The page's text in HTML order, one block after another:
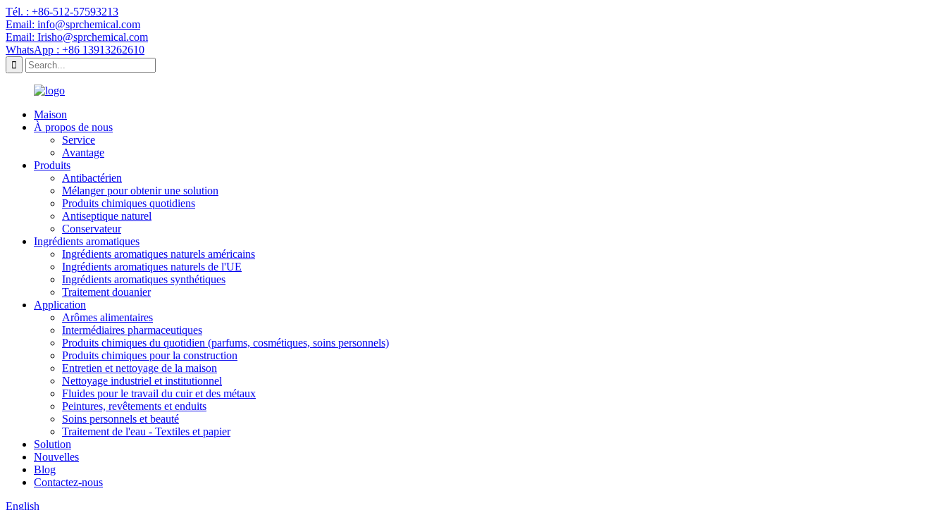
Tél. : +86-512-57593213
Email: info@sprchemical.com
Email: Irisho@sprchemical.com
WhatsApp : +86 13913262610
Maison
À propos de nous
Service
Avantage
Produits
Antibactérien
Mélanger pour obtenir une solution
Produits chimiques quotidiens
Antiseptique naturel
Conservateur
Ingrédients aromatiques
Ingrédients aromatiques naturels américains
Ingrédients aromatiques naturels de l'UE
Ingrédients aromatiques synthétiques
Traitement douanier
Application
Arômes alimentaires
Intermédiaires pharmaceutiques
Produits chimiques du quotidien (parfums, cosmétiques, soins personnels)
Produits chimiques pour la construction
Entretien et nettoyage de la maison
Nettoyage industriel et institutionnel
Fluides pour le travail du cuir et des métaux
Peintures, revêtements et enduits
Soins personnels et beauté
Traitement de l'eau - Textiles et papier
Solution
Nouvelles
Blog
Contactez-nous
English